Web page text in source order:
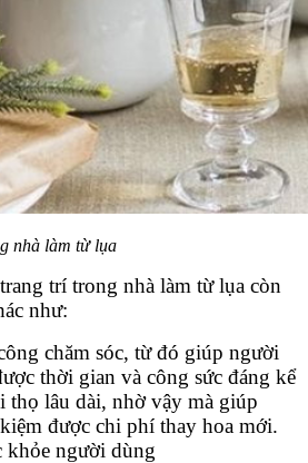
nhà làm từ lụa
trí trong nhà làm từ lụa còn
như:
chăm sóc, từ đó giúp người
thời gian và công sức đáng kể
thọ lâu dài, nhờ vậy mà giúp
được chi phí thay hoa mới.
khỏe người dùng